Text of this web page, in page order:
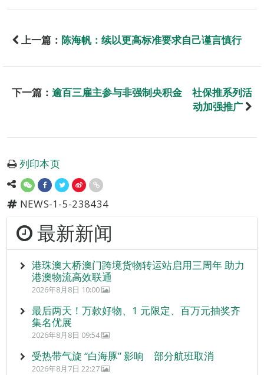
上一篇： 陈海帆：续以更高标准要求自己谨言慎行
下一篇： 逾百三雇主参与非强制央积金 社保推系列活
动加强推广
列印本页
NEWS-1-5-238434
最新新闻
港珠澳大桥澳门跨境货物转运站启用三周年 助力
港澳物流高效联通
2026年8月8日 10:00
最后两天！万款好物、1 元限定、百万元抽奖齐
集名优展
2026年8月8日 09:54
受热带气旋 “白海豚” 影响 部分航班取消
2026年8月7日 22:27